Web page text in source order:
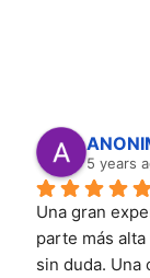
5 years
Una gran
parte más
sin duda. Una